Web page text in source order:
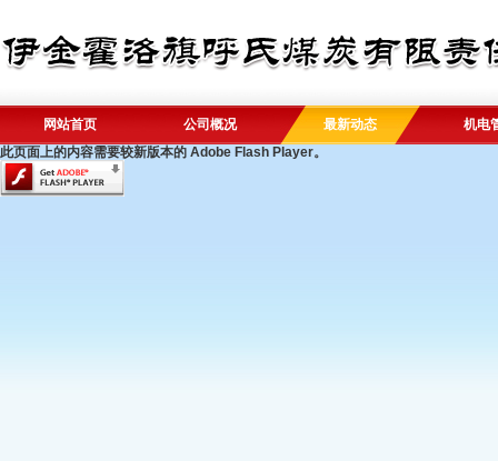
网站首页 公司概况 最新动态
机电
此页面上的内容需要较新版本的 Adobe Flash Player。